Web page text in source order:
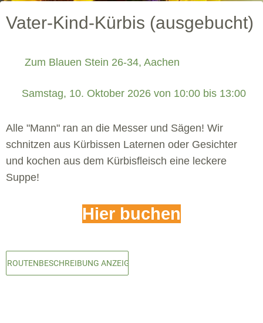
Vater-Kind-Kürbis (ausgebucht)
Zum Blauen Stein 26-34, Aachen
Samstag, 10. Oktober 2026 von 10:00 bis 13:00
Alle "Mann" ran an die Messer und Sägen! Wir
schnitzen aus Kürbissen Laternen oder Gesichter
und kochen aus dem Kürbisfleisch eine leckere
Suppe!
Hier buchen
ROUTENBESCHREIBUNG ANZEIGEN